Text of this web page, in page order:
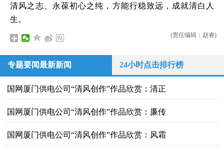
清风之志、永葆初心之纯，方能行稳致远，成就清白人
生。
(责任编辑：赵睿)
专题要闻最新新闻 24小时点击排行榜
国网厦门供电公司“清风创作”作品欣赏：清正
国网厦门供电公司“清风创作”作品欣赏：廉传
国网厦门供电公司“清风创作”作品欣赏：风霜